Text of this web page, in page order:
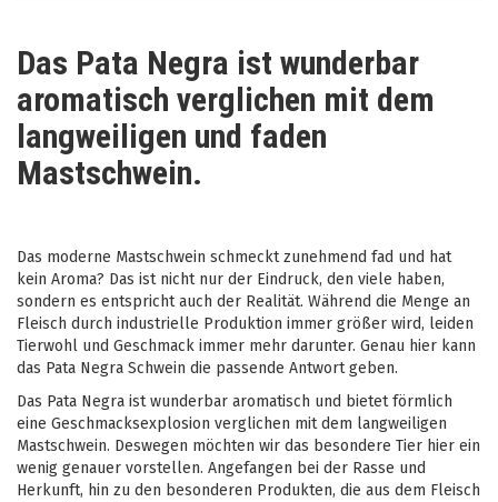
Das Pata Negra ist wunderbar
aromatisch verglichen mit dem
langweiligen und faden
Mastschwein.
Das moderne Mastschwein schmeckt zunehmend fad und hat
kein Aroma? Das ist nicht nur der Eindruck, den viele haben,
sondern es entspricht auch der Realität. Während die Menge an
Fleisch durch industrielle Produktion immer größer wird, leiden
Tierwohl und Geschmack immer mehr darunter. Genau hier kann
das Pata Negra Schwein die passende Antwort geben.
Das Pata Negra ist wunderbar aromatisch und bietet förmlich
eine Geschmacksexplosion verglichen mit dem langweiligen
Mastschwein. Deswegen möchten wir das besondere Tier hier ein
wenig genauer vorstellen. Angefangen bei der Rasse und
Herkunft, hin zu den besonderen Produkten, die aus dem Fleisch